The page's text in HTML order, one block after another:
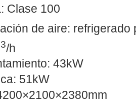
Clase 100
de aire: refrigerado
3/h
43kW
51kW